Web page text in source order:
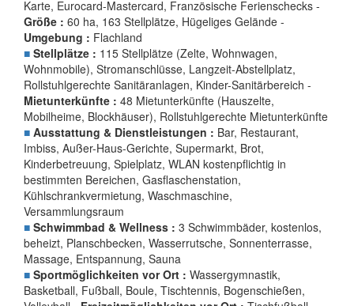
Karte, Eurocard-Mastercard, Französische Ferienschecks -
Größe : 60 ha, 163 Stellplätze, Hügeliges Gelände -
Umgebung : Flachland
■ Stellplätze : 115 Stellplätze (Zelte, Wohnwagen,
Wohnmobile), Stromanschlüsse, Langzeit-Abstellplatz,
Rollstuhlgerechte Sanitäranlagen, Kinder-Sanitärbereich -
Mietunterkünfte : 48 Mietunterkünfte (Hauszelte,
Mobilheime, Blockhäuser), Rollstuhlgerechte Mietunterkünfte
■ Ausstattung & Dienstleistungen : Bar, Restaurant,
Imbiss, Außer-Haus-Gerichte, Supermarkt, Brot,
Kinderbetreuung, Spielplatz, WLAN kostenpflichtig in
bestimmten Bereichen, Gasflaschenstation,
Kühlschrankvermietung, Waschmaschine,
Versammlungsraum
■ Schwimmbad & Wellness : 3 Schwimmbäder, kostenlos,
beheizt, Planschbecken, Wasserrutsche, Sonnenterrasse,
Massage, Entspannung, Sauna
■ Sportmöglichkeiten vor Ort : Wassergymnastik,
Basketball, Fußball, Boule, Tischtennis, Bogenschießen,